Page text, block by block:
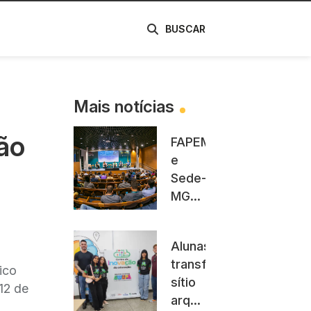
BUSCAR
de
Mais notícias
FAPEMIG
e
Sede-
MG
parcial
de
chamada
para
Alunas
transformam
sítio
arqueológico